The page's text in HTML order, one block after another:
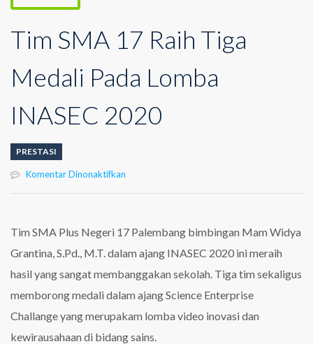
Tim SMA 17 Raih Tiga
Medali Pada Lomba
INASEC 2020
PRESTASI
Komentar Dinonaktifkan
Raih
Medali
Pada
INASEC
2020
Tim SMA Plus Negeri 17 Palembang bimbingan Mam Widya
Grantina, S.Pd., M.T. dalam ajang INASEC 2020 ini meraih
hasil yang sangat membanggakan sekolah. Tiga tim sekaligus
memborong medali dalam ajang Science Enterprise
Challange yang merupakam lomba video inovasi dan
kewirausahaan di bidang sains.